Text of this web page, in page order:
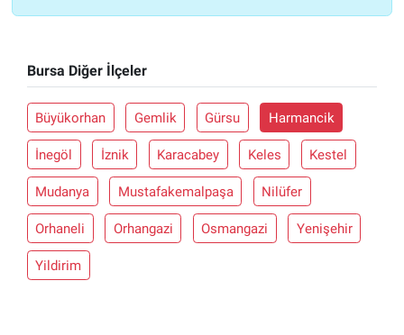
Bursa Diğer İlçeler
Büyükorhan Gemlik Gürsu Harmancik
İnegöl İznik Karacabey Keles Kestel
Mudanya Mustafakemalpaşa Nilüfer
Orhaneli Orhangazi Osmangazi Yenişehir
Yildirim